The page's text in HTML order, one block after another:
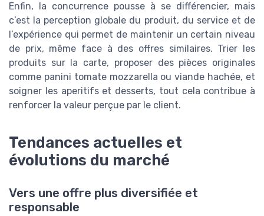
Enfin, la concurrence pousse à se différencier, mais
c’est la perception globale du produit, du service et de
l’expérience qui permet de maintenir un certain niveau
de prix, même face à des offres similaires. Trier les
produits sur la carte, proposer des pièces originales
comme panini tomate mozzarella ou viande hachée, et
soigner les aperitifs et desserts, tout cela contribue à
renforcer la valeur perçue par le client.
Tendances actuelles et
évolutions du marché
Vers une offre plus diversifiée et
responsable